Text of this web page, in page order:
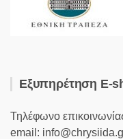
Εξυπηρέτηση E-
Τηλέφωνο
email: